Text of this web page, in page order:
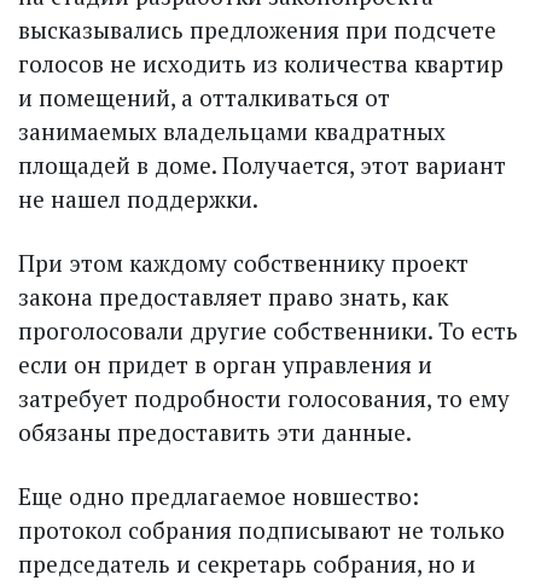
высказывались предложения при подсчете
голосов не исходить из количества квартир
и помещений, а отталкиваться от
занимаемых владельцами квадратных
площадей в доме. Получается, этот вариант
не нашел поддержки.
При этом каждому собственнику проект
закона предоставляет право знать, как
проголосовали другие собственники. То есть
если он придет в орган управления и
затребует подробности голосования, то ему
обязаны предоставить эти данные.
Еще одно предлагаемое новшество:
протокол собрания подписывают не только
председатель и секретарь собрания, но и